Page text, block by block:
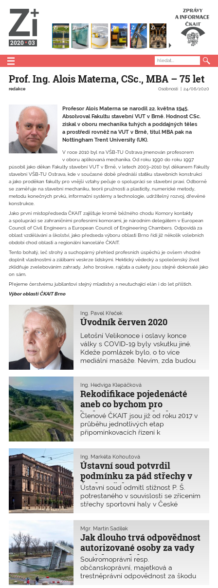
2020 03
Prof. Ing. Alois Materna, CSc., MBA – 75 let
redakce 24/06/2020
Osobnosti
Profesor Alois Materna se narodil 22. května 1945.
Absolvoval Fakultu stavební VUT v Brně. Hodnost CSc.
získal v oboru mechanika tuhých a poddajných těles
a prostředí rovněž na VUT v Brně, titul MBA pak na
Nottingham Trent University (UK).
V roce 2010 byl na VŠB-TU Ostrava jmenován profesorem
v oboru aplikovaná mechanika. Od roku 1990 do roku 1997
působil jako děkan Fakulty stavební VUT v Brně, v letech 2003–2010 byl děkanem Fakulty
stavební VŠB-TU Ostrava, kde v současné době přednáší statiku stavebních konstrukcí
a jako proděkan fakulty pro vnější vztahy pečuje o spolupráci se stavební praxí. Odborně
se zaměřuje na stavební mechaniku, teorii pružnosti a plasticity, numerické metody,
metodu konečných prvků, informační systémy a technologie, udržitelný rozvoj, dřevěné
konstrukce.
Jako první místopředseda ČKAIT zajišťuje kromě běžného chodu Komory kontakty
a spolupráci se zahraničními profesními komorami, je národním delegátem v European
Council of Civil Engineers a European Council of Engineering Chambers. Odpovídá za
oblast vzdělávání a školství, jako předseda výboru oblasti Brno řídí již několik volebních
období chod oblasti a regionální kanceláře ČKAIT.
Tento bohatý, leč strohý a suchopárný přehled profesních úspěchů je ovšem vhodné
doplnit vlastnostmi a zálibami veskrze lidskými. Hektický vědecký a společenský život
zklidňuje zvelebováním zahrady. Jeho broskve, rajčata a cukety jsou stejně dokonalé jako
on sám.
Přejeme čerstvému jubilantovi stejný mladistvý a neutuchající elán i do let příštích.
Výbor oblasti ČKAIT Brno
Úvodník červen 2020
Ing. Pavel Křeček
Letošní Velikonoce i oslavy konce
války s COVID-19 byly vskutku jiné.
Kdeže pomlázek bylo, o to více
mediální masáže. Nevím, zda budou
mluvit, teď, když daná situace končí.
Ale vše má svá pro i proti. Potřeboval
jsem získat
Rekodifikace pojedenácté
aneb co bychom pro
budoucnost stavebního práva
neudělali
Ing. Hedviga Klepáčková
Členové ČKAIT jsou již od roku 2017 v
průběhu jednotlivých etap
připomínkovacích řízení k
stavebnímu právu zvyklí na všelicos.
Mysleli jsme si, že nás už nic
nepřekvapí, ale zmýlili jsme se. K
připomínkování jsme dostali téměř
úplně jiný text.
Ústavní soud potvrdil
podmínku za pád střechy v
České Třebové
Ing. Markéta Kohoutová
Ústavní soud odmítl stížnost P. Š.
potrestaného v souvislosti se zřícením
střechy sportovní haly v České
za zjevně neopodstatněnou.
Projektant za obecné ohrožení z
nedbalosti dostal podmíněný trest a
zákaz činnosti.
Jak dlouho trvá odpovědnost
autorizované osoby za vady
projektové dokumentace a z
nich vzešlé škody?
Mgr. Martin Sadílek
Soukromoprávní resp.
občanskoprávní, majetková a
trestněprávní odpovědnost za škodu